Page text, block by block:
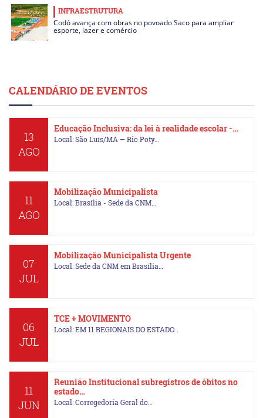
INFRAESTRUTURA
Codó avança com obras no povoado Saco para ampliar
esporte, lazer e comércio
CALENDÁRIO DE EVENTOS
13
AGO
Educação Inclusiva: da lei à realidade escolar -…
Local: São Luís/MA — Rio Poty…
11
AGO
Mobilização Municipalista
Local: Brasília - Sede da CNM…
07
JUL
Mobilização Municipalista Urgente
Local: Sede da CNM em Brasília…
06
JUL
TCE + MOVIMENTO
Local: EM 11 REGIONAIS DO ESTADO…
11
JUN
Reunião Institucional subregistros de óbitos no
estado…
Local: Corregedoria Geral do…